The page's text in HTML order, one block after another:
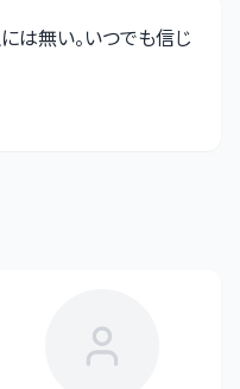
は無い。いつでも信じ